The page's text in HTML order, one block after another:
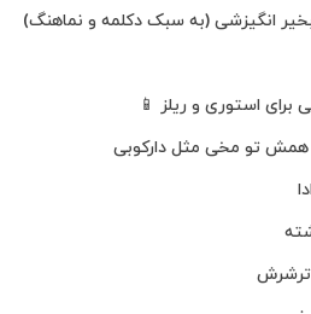
انگیزشی (به سبک دکلمه و نماهنگ)
برای استوری و ریلز 📱
همش تو مخی مثل دارکوبی
ترشرش